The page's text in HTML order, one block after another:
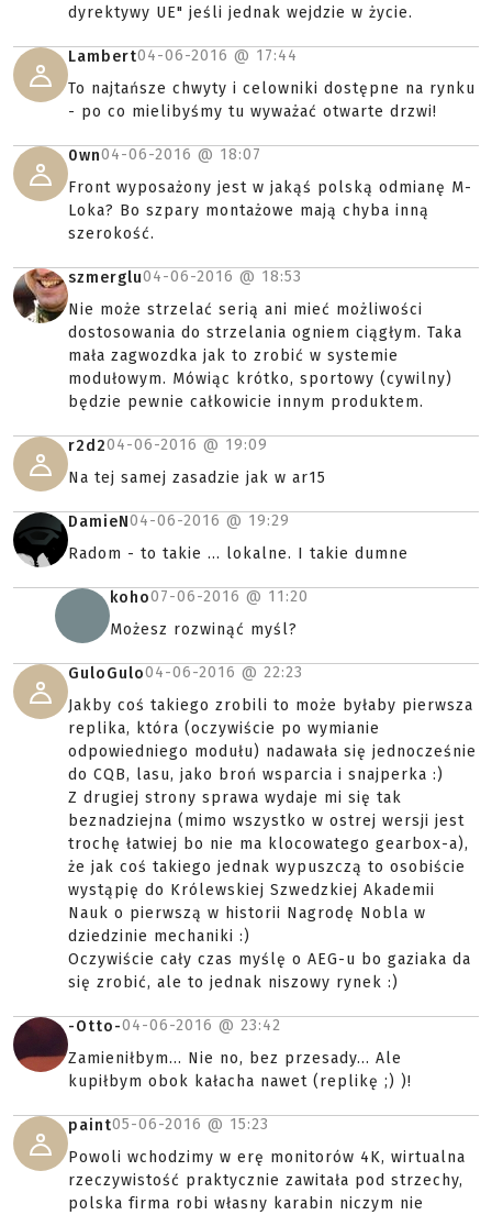
dyrektywy UE" jeśli jednak wejdzie w życie.
Lambert04-06-2016 @ 17:44
To najtańsze chwyty i celowniki dostępne na rynku
- po co mielibyśmy tu wyważać otwarte drzwi!
0wn04-06-2016 @ 18:07
Front wyposażony jest w jakąś polską odmianę M-
Loka? Bo szpary montażowe mają chyba inną
szerokość.
szmerglu04-06-2016 @ 18:53
Nie może strzelać serią ani mieć możliwości
dostosowania do strzelania ogniem ciągłym. Taka
mała zagwozdka jak to zrobić w systemie
modułowym. Mówiąc krótko, sportowy (cywilny)
będzie pewnie całkowicie innym produktem.
r2d204-06-2016 @ 19:09
Na tej samej zasadzie jak w ar15
DamieN04-06-2016 @ 19:29
Radom - to takie ... lokalne. I takie dumne
koho07-06-2016 @ 11:20
Możesz rozwinąć myśl?
GuloGulo04-06-2016 @ 22:23
Jakby coś takiego zrobili to może byłaby pierwsza
replika, która (oczywiście po wymianie
odpowiedniego modułu) nadawała się jednocześnie
do CQB, lasu, jako broń wsparcia i snajperka :)
Z drugiej strony sprawa wydaje mi się tak
beznadziejna (mimo wszystko w ostrej wersji jest
trochę łatwiej bo nie ma klocowatego gearbox-a),
że jak coś takiego jednak wypuszczą to osobiście
wystąpię do Królewskiej Szwedzkiej Akademii
Nauk o pierwszą w historii Nagrodę Nobla w
dziedzinie mechaniki :)
Oczywiście cały czas myślę o AEG-u bo gaziaka da
się zrobić, ale to jednak niszowy rynek :)
-Otto-04-06-2016 @ 23:42
Zamieniłbym... Nie no, bez przesady... Ale
kupiłbym obok kałacha nawet (replikę ;) )!
paint05-06-2016 @ 15:23
Powoli wchodzimy w erę monitorów 4K, wirtualna
rzeczywistość praktycznie zawitała pod strzechy,
polska firma robi własny karabin niczym nie